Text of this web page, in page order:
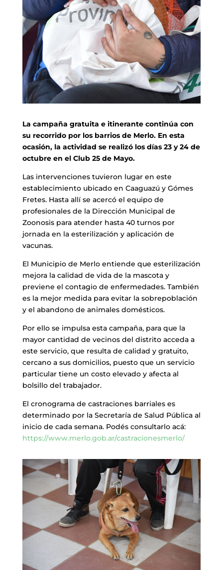
La campaña gratuita e itinerante continúa con
su recorrido por los barrios de Merlo. En esta
ocasión, la actividad se realizó los días 23 y 24 de
octubre en el Club 25 de Mayo.
Las intervenciones tuvieron lugar en este
establecimiento ubicado en Caaguazú y Gómes
Fretes. Hasta allí se acercó el equipo de
profesionales de la Dirección Municipal de
Zoonosis para atender hasta 40 turnos por
jornada en la esterilización y aplicación de
vacunas.
El Municipio de Merlo entiende que esterilización
mejora la calidad de vida de la mascota y
previene el contagio de enfermedades. También
es la mejor medida para evitar la sobrepoblación
y el abandono de animales domésticos.
Por ello se impulsa esta campaña, para que la
mayor cantidad de vecinos del distrito acceda a
este servicio, que resulta de calidad y gratuito,
cercano a sus domicilios, puesto que un servicio
particular tiene un costo elevado y afecta al
bolsillo del trabajador.
El cronograma de castraciones barriales es
determinado por la Secretaría de Salud Pública al
inicio de cada semana. Podés consultarlo acá:
https://www.merlo.gob.ar/castracionesmerlo/